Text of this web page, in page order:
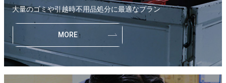
大量のゴミや引越時不用品処分に最適なプラン
MORE